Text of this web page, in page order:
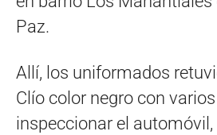
Paz.
Allí, los uniformados
Clío color negro con
inspeccionar el